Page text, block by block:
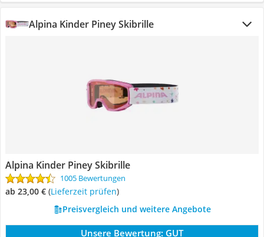
Alpina Kinder Piney Skibrille
Alpina Kinder Piney Skibrille
1005 Bewertungen
ab 23,00 € (Lieferzeit prüfen)
Preisvergleich und weitere Angebote
Unsere Bewertung: GUT